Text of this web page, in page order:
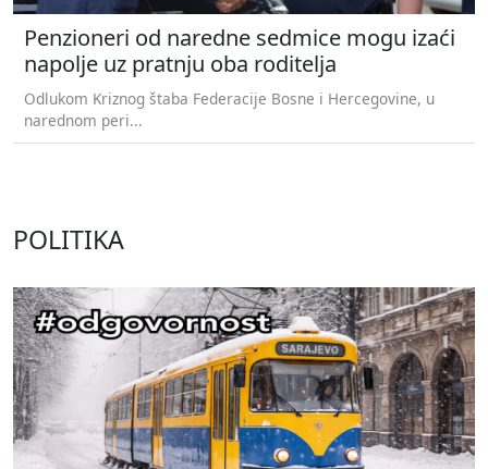
Penzioneri od naredne sedmice mogu izaći
napolje uz pratnju oba roditelja
Odlukom Kriznog štaba Federacije Bosne i Hercegovine, u
narednom peri...
POLITIKA